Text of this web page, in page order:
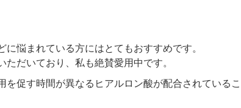
悩まれている方にはとてもおすすめです。
だいており、私も絶賛愛用中です。
促す時間が異なるヒアルロン酸が配合されている